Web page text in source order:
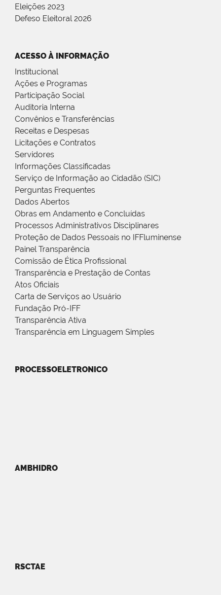
Eleições 2023
Defeso Eleitoral 2026
ACESSO À INFORMAÇÃO
Institucional
Ações e Programas
Participação Social
Auditoria Interna
Convênios e Transferências
Receitas e Despesas
Licitações e Contratos
Servidores
Informações Classificadas
Serviço de Informação ao Cidadão (SIC)
Perguntas Frequentes
Dados Abertos
Obras em Andamento e Concluídas
Processos Administrativos Disciplinares
Proteção de Dados Pessoais no IFFluminense
Painel Transparência
Comissão de Ética Profissional
Transparência e Prestação de Contas
Atos Oficiais
Carta de Serviços ao Usuário
Fundação Pró-IFF
Transparência Ativa
Transparência em Linguagem Simples
PROCESSOELETRONICO
AMBHIDRO
RSCTAE